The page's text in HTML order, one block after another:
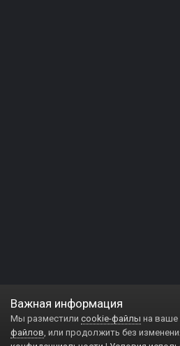
Важная информация
Мы разместили cookie-файлы на ваше
файлов, или продолжить без